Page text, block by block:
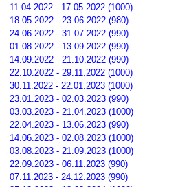
11.04.2022 - 17.05.2022 (1000)
18.05.2022 - 23.06.2022 (980)
24.06.2022 - 31.07.2022 (990)
01.08.2022 - 13.09.2022 (990)
14.09.2022 - 21.10.2022 (990)
22.10.2022 - 29.11.2022 (1000)
30.11.2022 - 22.01.2023 (1000)
23.01.2023 - 02.03.2023 (990)
03.03.2023 - 21.04.2023 (1000)
22.04.2023 - 13.06.2023 (990)
14.06.2023 - 02.08.2023 (1000)
03.08.2023 - 21.09.2023 (1000)
22.09.2023 - 06.11.2023 (990)
07.11.2023 - 24.12.2023 (990)